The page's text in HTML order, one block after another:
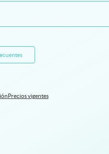
Precios vigentes